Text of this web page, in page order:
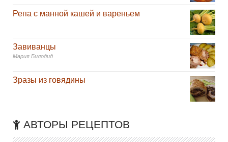
Репа с манной кашей и вареньем
Завиванцы
Мария Билодид
Зразы из говядины
АВТОРЫ РЕЦЕПТОВ